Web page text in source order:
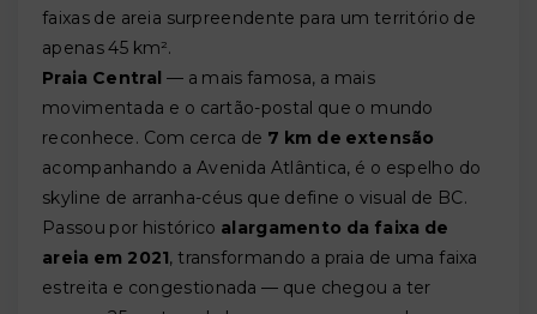
faixas de areia surpreendente para um território de
apenas 45 km².
Praia Central — a mais famosa, a mais
movimentada e o cartão-postal que o mundo
reconhece. Com cerca de 7 km de extensão
acompanhando a Avenida Atlântica, é o espelho do
skyline de arranha-céus que define o visual de BC.
Passou por histórico alargamento da faixa de
areia em 2021, transformando a praia de uma faixa
estreita e congestionada — que chegou a ter